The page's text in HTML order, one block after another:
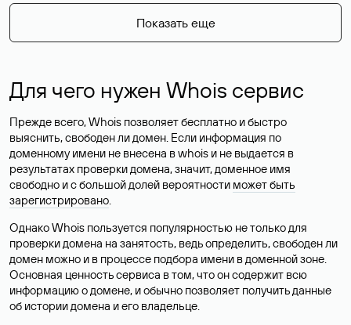
Показать еще
Для чего нужен Whois сервис
Прежде всего, Whois позволяет бесплатно и быстро
выяснить, свободен ли домен. Если информация по
доменному имени не внесена в whois и не выдается в
результатах проверки домена, значит, доменное имя
свободно и с большой долей вероятности может быть
зарегистрировано.
Однако Whois пользуется популярностью не только для
проверки домена на занятость, ведь определить, свободен ли
домен можно и в процессе подбора имени в доменной зоне.
Основная ценность сервиса в том, что он содержит всю
информацию о домене, и обычно позволяет получить данные
об истории домена и его владельце.